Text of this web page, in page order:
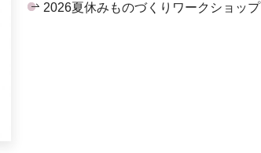
2026夏休みものづくりワークショップ